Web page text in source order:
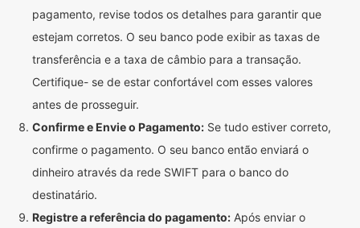
pagamento, revise todos os detalhes para garantir que
estejam corretos. O seu banco pode exibir as taxas de
transferência e a taxa de câmbio para a transação.
Certifique- se de estar confortável com esses valores
antes de prosseguir.
Confirme e Envie o Pagamento: Se tudo estiver correto,
confirme o pagamento. O seu banco então enviará o
dinheiro através da rede SWIFT para o banco do
destinatário.
Registre a referência do pagamento: Após enviar o